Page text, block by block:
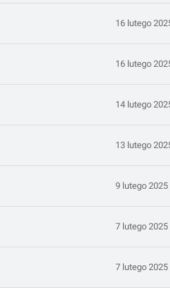
16 lutego
16 lutego
14 lutego
13 lutego
9 lutego 2025
7 lutego 2025
7 lutego 2025